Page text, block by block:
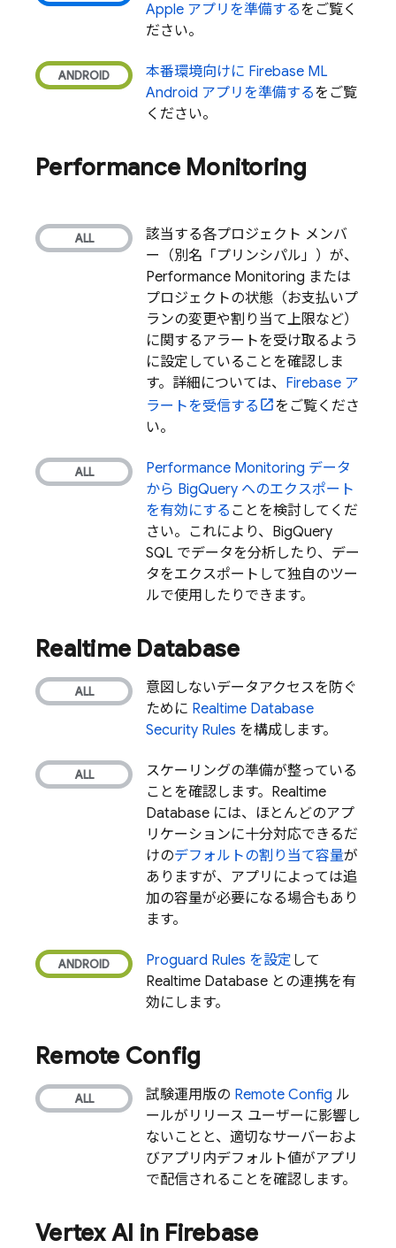
Apple アプリを準備するをご覧く
ださい。
本番環境向けに Firebase ML
Android アプリを準備するをご覧
ください。
Performance Monitoring
該当する各プロジェクト メンバ
ー（別名「プリンシパル」）が、
Performance Monitoring または
プロジェクトの状態（お支払いプ
ランの変更や割り当て上限など）
に関するアラートを受け取るよう
に設定していることを確認しま
す。詳細については、 Firebase ア
ラートを受信する
をご覧くださ
い。
Performance Monitoring データ
から BigQuery へのエクスポート
を有効にする ことを検討してくだ
さい。これにより、 BigQuery
SQL でデータを分析したり、デー
タをエクスポートして独自のツー
ルで使用したりできます。
Realtime Database
意図しないデータアクセスを防ぐ
ために Realtime Database
Security Rules を構成します。
スケーリングの準備が整っている
ことを確認します。 Realtime
Database には、ほとんどのアプ
リケーションに十分対応できるだ
けのデフォルトの割り当て容量が
ありますが、アプリによっては追
加の容量が必要になる場合もあり
ます。
Proguard Rules を設定 して
Realtime Database との連携を有
効にします。
Remote Config
試験運用版の Remote Config ル
ールがリリース ユーザーに影響し
ないことと、適切なサーバーおよ
びアプリ内デフォルト値がアプリ
で配信されることを確認します。
Vertex AI in Firebase